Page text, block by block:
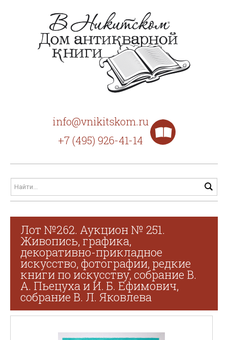
info@vnikitskom.ru
+7 (495) 926-41-14
Лот №262. Аукцион № 251.
Живопись, графика,
декоративно-прикладное
искусство, фотографии, редкие
книги по искусству, собрание В.
А. Пьецуха и И. Б. Ефимович,
собрание В. Л. Яковлева